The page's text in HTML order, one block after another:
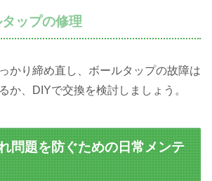
ップの修理
かり締め直し、ボールタップの故障は
か、DIYで交換を検討しましょう。
問題を防ぐための日常メンテ